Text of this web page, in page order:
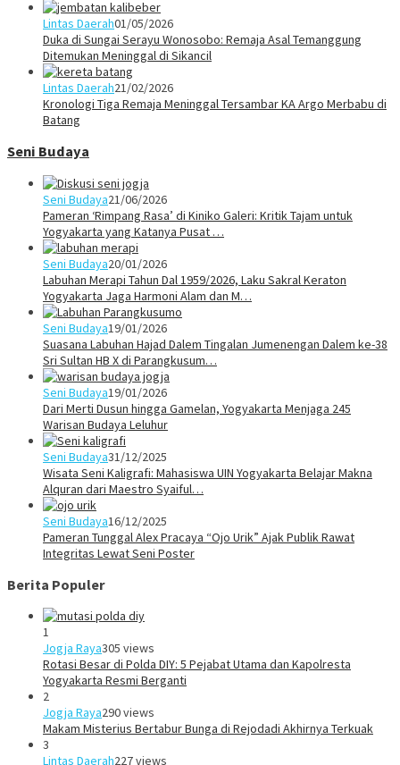
Lintas Daerah01/05/2026
Duka di Sungai Serayu Wonosobo: Remaja Asal Temanggung
Ditemukan Meninggal di Sikancil
Lintas Daerah21/02/2026
Kronologi Tiga Remaja Meninggal Tersambar KA Argo Merbabu di
Batang
Seni Budaya
Seni Budaya21/06/2026
Pameran ‘Rimpang Rasa’ di Kiniko Galeri: Kritik Tajam untuk
Yogyakarta yang Katanya Pusat …
Seni Budaya20/01/2026
Labuhan Merapi Tahun Dal 1959/2026, Laku Sakral Keraton
Yogyakarta Jaga Harmoni Alam dan M…
Seni Budaya19/01/2026
Suasana Labuhan Hajad Dalem Tingalan Jumenengan Dalem ke-38
Sri Sultan HB X di Parangkusum…
Seni Budaya19/01/2026
Dari Merti Dusun hingga Gamelan, Yogyakarta Menjaga 245
Warisan Budaya Leluhur
Seni Budaya31/12/2025
Wisata Seni Kaligrafi: Mahasiswa UIN Yogyakarta Belajar Makna
Alquran dari Maestro Syaiful…
Seni Budaya16/12/2025
Pameran Tunggal Alex Pracaya “Ojo Urik” Ajak Publik Rawat
Integritas Lewat Seni Poster
Berita Populer
1
Jogja Raya305 views
Rotasi Besar di Polda DIY: 5 Pejabat Utama dan Kapolresta
Yogyakarta Resmi Berganti
2
Jogja Raya290 views
Makam Misterius Bertabur Bunga di Rejodadi Akhirnya Terkuak
3
Lintas Daerah227 views